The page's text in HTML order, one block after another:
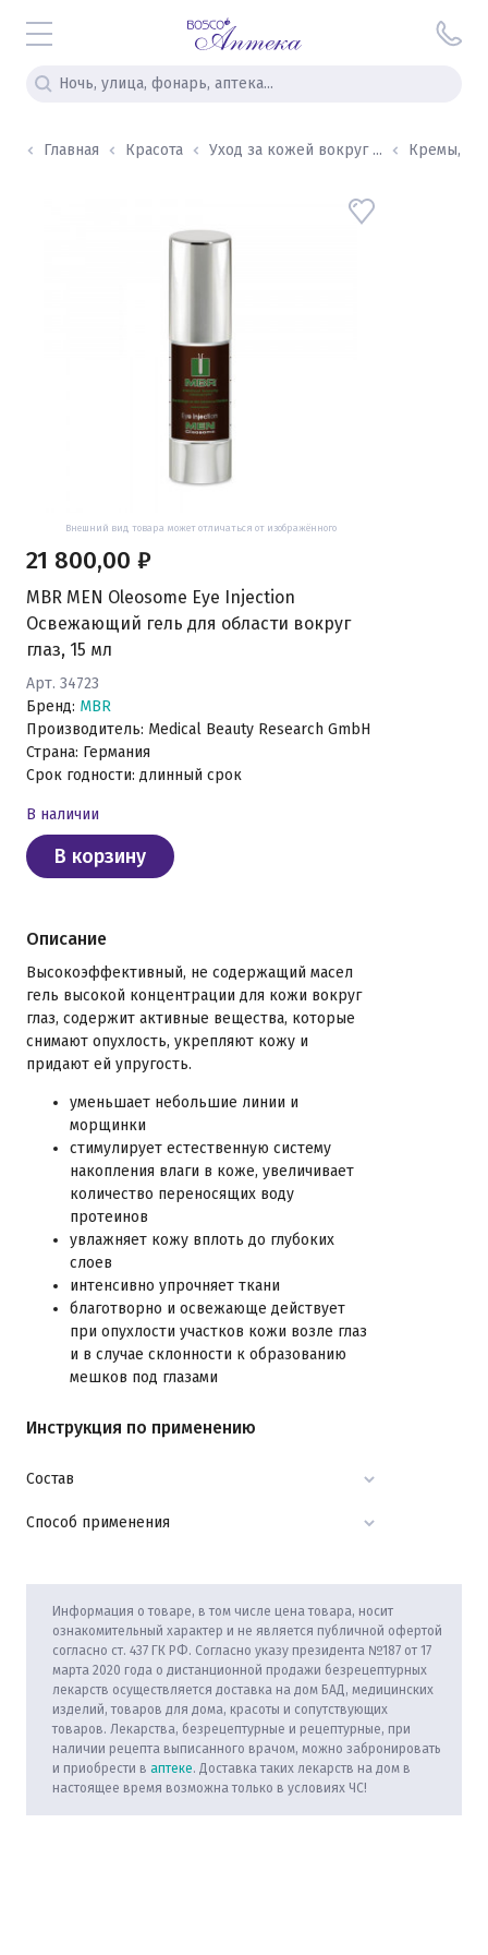
Главная Красота Уход за кожей вокруг ... Кремы,
Внешний вид товара может отличаться от изображённого
MBR MEN Oleosome Eye Injection
Освежающий гель для области вокруг
глаз, 15 мл
Арт. 34723
Бренд: MBR
Производитель: Medical Beauty Research GmbH
Страна: Германия
Срок годности: длинный срок
21 800,00 ₽
В наличии
В корзину
Описание
Высокоэффективный, не содержащий масел
гель высокой концентрации для кожи вокруг
глаз, содержит активные вещества, которые
снимают опухлость, укрепляют кожу и
придают ей упругость.
уменьшает небольшие линии и
морщинки
стимулирует естественную систему
накопления влаги в коже, увеличивает
количество переносящих воду
протеинов
увлажняет кожу вплоть до глубоких
слоев
интенсивно упрочняет ткани
благотворно и освежающе действует
при опухлости участков кожи возле глаз
и в случае склонности к образованию
мешков под глазами
Инструкция по применению
Состав
Способ применения
Информация о товаре, в том числе цена товара, носит
ознакомительный характер и не является публичной офертой
согласно ст. 437 ГК РФ. Согласно указу президента №187 от 17
марта 2020 года о дистанционной продажи безрецептурных
лекарств осуществляется доставка на дом БАД, медицинских
изделий, товаров для дома, красоты и сопутствующих
товаров. Лекарства, безрецептурные и рецептурные, при
наличии рецепта выписанного врачом, можно забронировать
и приобрести в аптеке. Доставка таких лекарств на дом в
настоящее время возможна только в условиях ЧС!